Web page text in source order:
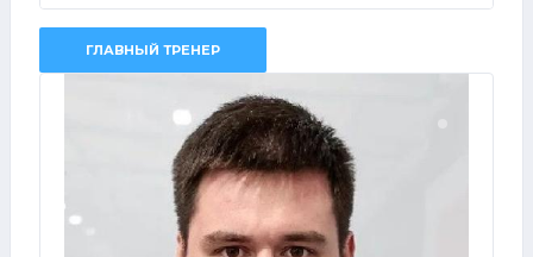
ГЛАВНЫЙ ТРЕНЕР